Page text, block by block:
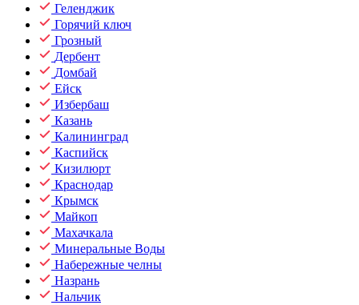
Геленджик
Горячий ключ
Грозный
Дербент
Домбай
Ейск
Избербаш
Казань
Калининград
Каспийск
Кизилюрт
Краснодар
Крымск
Майкоп
Махачкала
Минеральные Воды
Набережные челны
Назрань
Нальчик